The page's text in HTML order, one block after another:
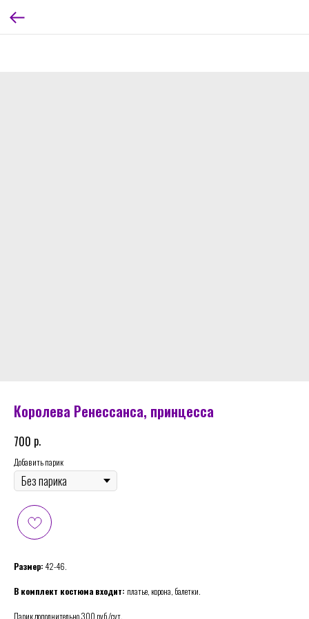
Королева Ренессанса, принцесса
700 р.
Добавить парик
Размер: 42-46.
В комплект костюма входит: платье, корона, балетки.
Парик дополнительно 300 руб./сут.